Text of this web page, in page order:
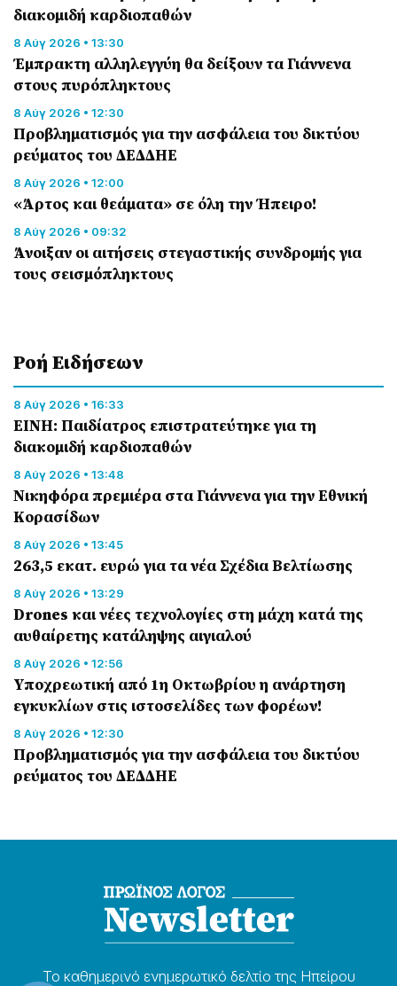
διακομιδή καρδιοπαθών
8 Αύγ 2026 • 13:30
Έμπρακτη αλληλεγγύη θα δείξουν τα Γιάννενα
στους πυρόπληκτους
8 Αύγ 2026 • 12:30
Προβληματισμός για την ασφάλεια του δικτύου
ρεύματος του ΔΕΔΔΗΕ
8 Αύγ 2026 • 12:00
«Άρτος και θεάματα» σε όλη την Ήπειρο!
8 Αύγ 2026 • 09:32
Άνοιξαν οι αιτήσεις στεγαστικής συνδρομής για
τους σεισμόπληκτους
Ροή Eιδήσεων
8 Αύγ 2026 • 16:33
ΕΙΝΗ: Παιδίατρος επιστρατεύτηκε για τη
διακομιδή καρδιοπαθών
8 Αύγ 2026 • 13:48
Nικηφόρα πρεμιέρα στα Γιάννενα για την Εθνική
Κορασίδων
8 Αύγ 2026 • 13:45
263,5 εκατ. ευρώ για τα νέα Σχέδια Βελτίωσης
8 Αύγ 2026 • 13:29
Drones και νέες τεχνολογίες στη μάχη κατά της
αυθαίρετης κατάληψης αιγιαλού
8 Αύγ 2026 • 12:56
Υποχρεωτική από 1η Οκτωβρίου η ανάρτηση
εγκυκλίων στις ιστοσελίδες των φορέων!
8 Αύγ 2026 • 12:30
Προβληματισμός για την ασφάλεια του δικτύου
ρεύματος του ΔΕΔΔΗΕ
Το καθημερɩνό ενημερωτɩκό δελτίο της Ηπείρου